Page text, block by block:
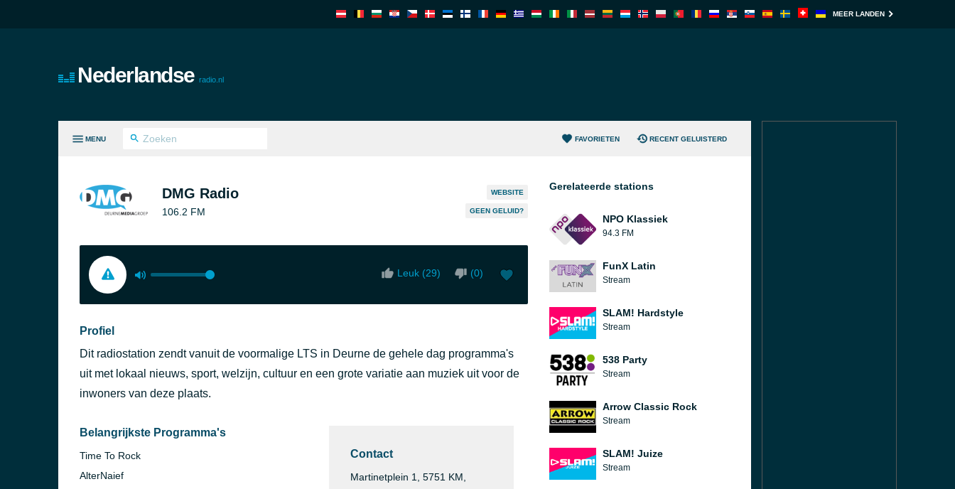
MEER LANDEN
Nederlandse radio.nl
MENU FAVORIETEN RECENT GELUISTERD
DMG Radio
106.2 FM
WEBSITE
GEEN GELUID?
Leuk (29) (0)
Profiel
Dit radiostation zendt vanuit de voormalige LTS in Deurne de gehele dag programma's
uit met lokaal nieuws, sport, welzijn, cultuur en een grote variatie aan muziek uit voor de
inwoners van deze plaats.
Belangrijkste Programma's
Time To Rock
AlterNaief
Contact
Martinetplein 1, 5751 KM,
Gerelateerde stations
NPO Klassiek
94.3 FM
FunX Latin
Stream
SLAM! Hardstyle
Stream
538 Party
Stream
Arrow Classic Rock
Stream
SLAM! Juize
Stream